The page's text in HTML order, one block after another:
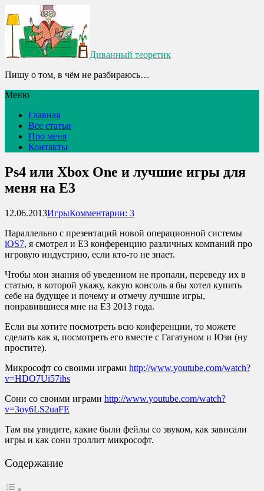
Диванный теоретик
Пишу о том, в чём не разбираюсь…
Меню
Главная
Все статьи
Про меня
Контакты
Ps4 или Xbox One и лучшие игры для
меня на E3
12.06.2013ИгрыКомментарии: 3
Параллельно с презентаций новой операционной системы
iOS7, я смотрел и E3 конференцию различных компаний про
игровую индустрию, если кто-то не знает.
Чтобы мои знания об уведенном не пропали, переведу их в
статью, в которой укажу, какую консоль я бы хотел купить
себе на будущее и почему и отмечу лучшие игры,
понравившиеся мне на E3 2013 года.
Если вы хотите посмотреть всю конференции, то можете
сделать как я, посмотреть его вместе с Гагатуном и Юзи (ну
простите).
Микрософт со своими играми http://www.youtube.com/watch?
v=HDO7Ui57ihs
Сони со своими играми http://www.youtube.com/watch?
v=3oy6LS2uaFE
Там вы увидите, какие были фейлы со звуком, как зависали
игры и как сони троллит микрософт.
Содержание